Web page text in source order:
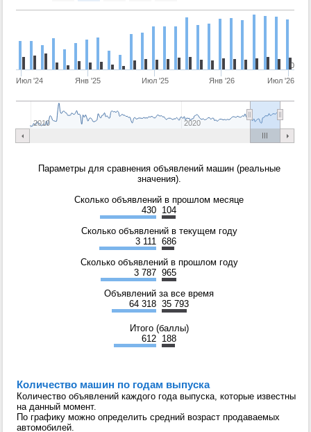
Июл '24 Янв '25 Июл '25 Янв '26 Июл '26
2010 2020
0
Параметры для сравнения объявлений машин (реальные
значения).
Сколько объявлений в прошлом месяце
430 104
Сколько объявлений в текущем году
3 111 686
Сколько объявлений в прошлом году
3 787 965
Объявлений за все время
64 318 35 793
Итого (баллы)
612 188
Количество машин по годам выпуска
Количество объявлений каждого года выпуска, которые известны
на данный момент.
По графику можно определить средний возраст продаваемых
автомобилей.